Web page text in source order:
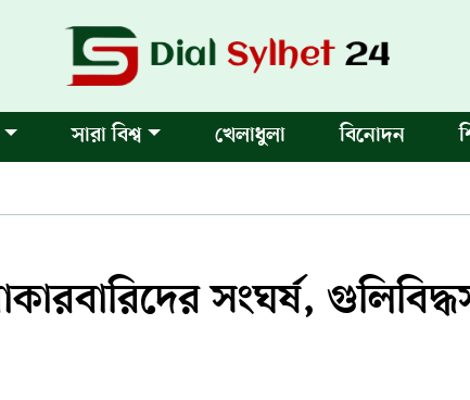
সারা বিশ্ব খেলাধুলা বিনোদন
সংঘর্ষ,